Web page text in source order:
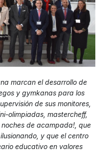
marcan el desarrollo de
y gymkanas para los
de sus monitores,
olimpiadas, mastercheff,
de acampada!, que
y que el centro
educativo en valores